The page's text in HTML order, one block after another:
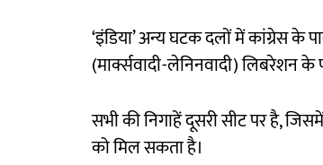
‘इंडिया’ अन्य घटक दलों में कांग्रेस के
(मार्क्सवादी-लेनिनवादी) लिबरेशन के
सभी की निगाहें दूसरी सीट पर है,
को मिल सकता है।